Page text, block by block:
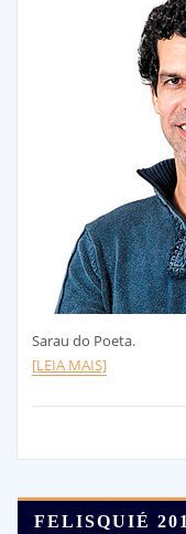
Sarau do Poeta.
[LEIA MAIS]
FELISQUIÉ